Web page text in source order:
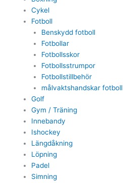
Cykel
Fotboll
Benskydd fotboll
Fotbollar
Fotbollsskor
Fotbollsstrumpor
Fotbollstillbehör
målvaktshandskar fotboll
Golf
Gym / Träning
Innebandy
Ishockey
Längdåkning
Löpning
Padel
Simning